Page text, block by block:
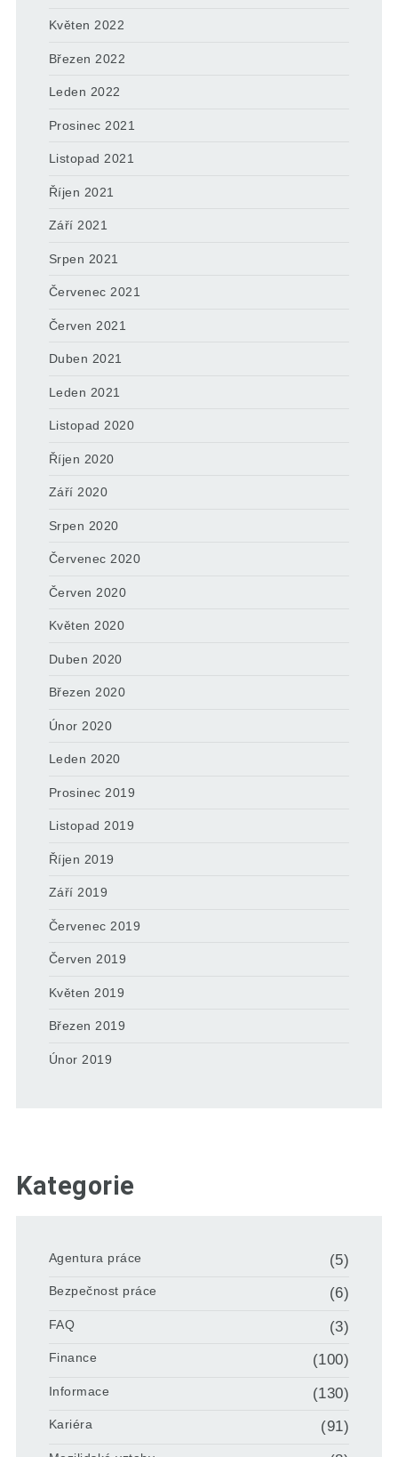
Květen 2022
Březen 2022
Leden 2022
Prosinec 2021
Listopad 2021
Říjen 2021
Září 2021
Srpen 2021
Červenec 2021
Červen 2021
Duben 2021
Leden 2021
Listopad 2020
Říjen 2020
Září 2020
Srpen 2020
Červenec 2020
Červen 2020
Květen 2020
Duben 2020
Březen 2020
Únor 2020
Leden 2020
Prosinec 2019
Listopad 2019
Říjen 2019
Září 2019
Červenec 2019
Červen 2019
Květen 2019
Březen 2019
Únor 2019
Kategorie
Agentura práce (5)
Bezpečnost práce (6)
FAQ (3)
Finance (100)
Informace (130)
Kariéra (91)